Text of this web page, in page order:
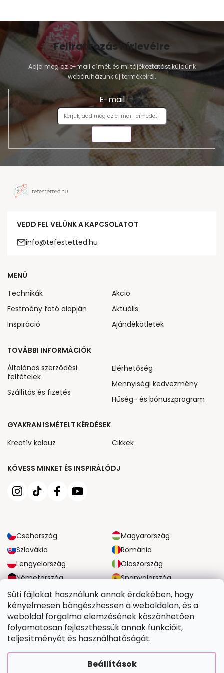
Süti fájlokat használunk annak érdekében, hogy
kényelmesen böngészhessen a weboldalon, és a
weboldal forgalma elemzésének köszönhetően
folyamatosan fejleszthessük annak funkcióit,
teljesítményét és használhatóságát.
Beállítások
Feliratkozás hírlevélre
Adja meg az e-mail címét, és mi tájékoztatást küldünk
webáruházunk új termékeiről.
E-mail
VEDD FEL VELÜNK A KAPCSOLATOT
info@tefestetted.hu
KÖVESS MINKET ÉS INSPIRÁLÓDJ
Csehország
Magyarország
Szlovákia
Románia
Lengyelország
Olaszország
Németország
Spanyolország
Nagy-Britannia
Ausztria
MENÜ
Technikák
Festmény fotó alapján
Inspiráció
Akcio
Aktuális
Ajándékötletek
TOVÁBBI INFORMÁCIÓK
Általános szerződési
feltételek
Szállítás és fizetés
Elérhetőség
Mennyiségi kedvezmény
Hűség- és bónuszprogram
GYAKRAN ISMÉTELT KÉRDÉSEK
Kreatív kalauz
Cikkek
MEGBÍZHATÓ SZÁLLÍTÁSI LEHETŐSÉGEK
BIZTONSÁGOS FIZETÉSI LEHETŐSÉGEK